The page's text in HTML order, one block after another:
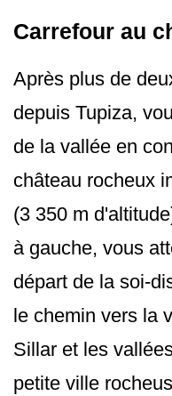
Carrefour au
Après plus de
depuis Tupiza,
de la vallée en
château rocheux
(3 350 m
à gauche, vous
départ de la soi-
le chemin vers la
Sillar et les
petite ville